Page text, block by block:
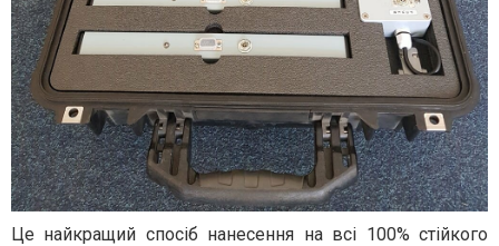
Це найкращий спосіб нанесення на всі 100% стійкого